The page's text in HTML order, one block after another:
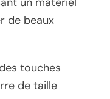
de beaux
touches
de taille